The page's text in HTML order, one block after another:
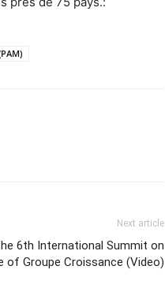
Next article
6th International Summit on
of Groupe Croissance (Video)